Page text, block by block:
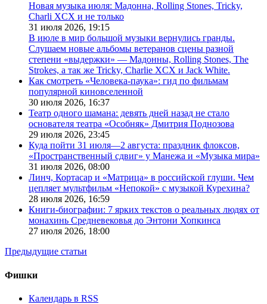
Новая музыка июля: Мадонна, Rolling Stones, Tricky,
Charli XCX и не только
31 июля 2026, 19:15
В июле в мир большой музыки вернулись гранды.
Слушаем новые альбомы ветеранов сцены разной
степени «выдержки» — Мадонны, Rolling Stones, The
Strokes, а так же Tricky, Charlie XCX и Jack White.
Как смотреть «Человека-паука»: гид по фильмам
популярной киновселенной
30 июля 2026, 16:37
Театр одного шамана: девять дней назад не стало
основателя театра «Особняк» Дмитрия Поднозова
29 июля 2026, 23:45
Куда пойти 31 июля—2 августа: праздник флоксов,
«Пространственный сдвиг» у Манежа и «Музыка мира»
31 июля 2026, 08:00
Линч, Кортасар и «Матрица» в российской глуши. Чем
цепляет мультфильм «Непокой» с музыкой Курехина?
28 июля 2026, 16:59
Книги-биографии: 7 ярких текстов о реальных людях от
монахинь Средневековья до Энтони Хопкинса
27 июля 2026, 18:00
Предыдущие статьи
Фишки
Календарь в RSS